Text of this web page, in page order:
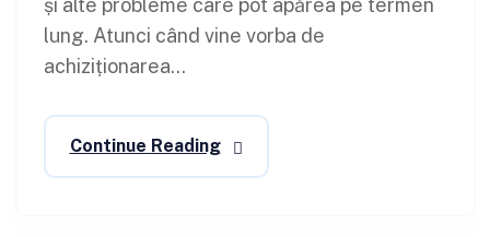
și alte probleme care pot apărea pe termen
lung. Atunci când vine vorba de
achiziționarea...
Continue Reading